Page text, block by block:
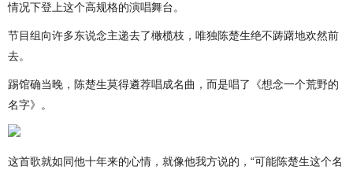
情况下登上这个高规格的演唱舞台。
节目组向许多东说念主递去了橄榄枝，唯独陈楚生绝不踌躇地欢然前
去。
踢馆确当晚，陈楚生莫得遴荐唱成名曲，而是唱了《想念一个荒野的
名字》。
这首歌就如同他十年来的心情，就像他我方说的，“可能陈楚生这个名